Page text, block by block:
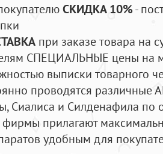
СКИДКА 10%-
при заказе товара на
СПЕЦИАЛЬНЫЕ цены на
выписки товарного
проводятся
Сиалиса и Силденафила по
прилагают
удобным для